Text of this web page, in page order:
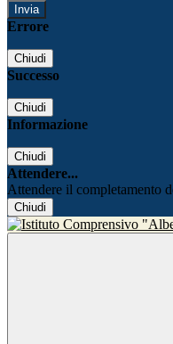
Errore
Chiudi
Successo
Chiudi
Informazione
Chiudi
Attendere...
Attendere il completamento
Chiudi